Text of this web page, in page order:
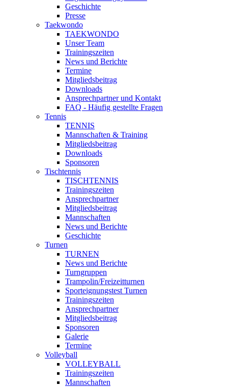
Geschichte
Presse
Taekwondo
TAEKWONDO
Unser Team
Trainingszeiten
News und Berichte
Termine
Mitgliedsbeitrag
Downloads
Ansprechpartner und Kontakt
FAQ - Häufig gestellte Fragen
Tennis
TENNIS
Mannschaften & Training
Mitgliedsbeitrag
Downloads
Sponsoren
Tischtennis
TISCHTENNIS
Trainingszeiten
Ansprechpartner
Mitgliedsbeitrag
Mannschaften
News und Berichte
Geschichte
Turnen
TURNEN
News und Berichte
Turngruppen
Trampolin/Freizeitturnen
Sporteignungstest Turnen
Trainingszeiten
Ansprechpartner
Mitgliedsbeitrag
Sponsoren
Galerie
Termine
Volleyball
VOLLEYBALL
Trainingszeiten
Mannschaften